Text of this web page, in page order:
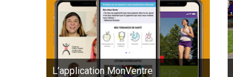
L’application MonVentre